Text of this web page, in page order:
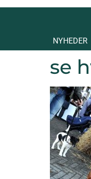
NYHEDER
se